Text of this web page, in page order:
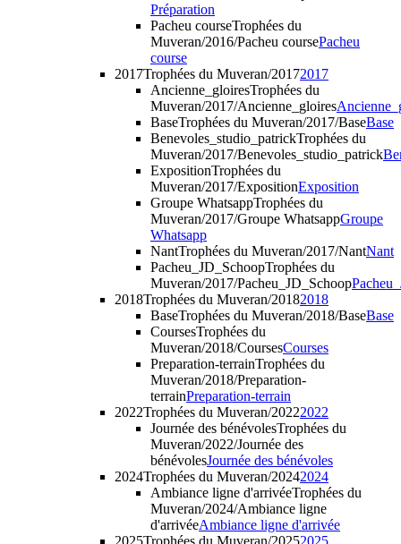
Préparation
Pacheu courseTrophées du
Muveran/2016/Pacheu coursePacheu
course
2017Trophées du Muveran/20172017
Ancienne_gloiresTrophées du
Muveran/2017/Ancienne_gloires
BaseTrophées du Muveran/2017/BaseBase
Benevoles_studio_patrickTrophées du
Muveran/2017/Benevoles_studio_patrick
ExpositionTrophées du
Muveran/2017/ExpositionExposition
Groupe WhatsappTrophées du
Muveran/2017/Groupe WhatsappGroupe
Whatsapp
NantTrophées du Muveran/2017/NantNant
Pacheu_JD_SchoopTrophées du
Muveran/2017/Pacheu_JD_Schoop
2018Trophées du Muveran/20182018
BaseTrophées du Muveran/2018/BaseBase
CoursesTrophées du
Muveran/2018/CoursesCourses
Preparation-terrainTrophées du
Muveran/2018/Preparation-
terrainPreparation-terrain
2022Trophées du Muveran/20222022
Journée des bénévolesTrophées du
Muveran/2022/Journée des
bénévolesJournée des bénévoles
2024Trophées du Muveran/20242024
Ambiance ligne d'arrivéeTrophées du
Muveran/2024/Ambiance ligne
d'arrivéeAmbiance ligne d'arrivée
2025Trophées du Muveran/20252025